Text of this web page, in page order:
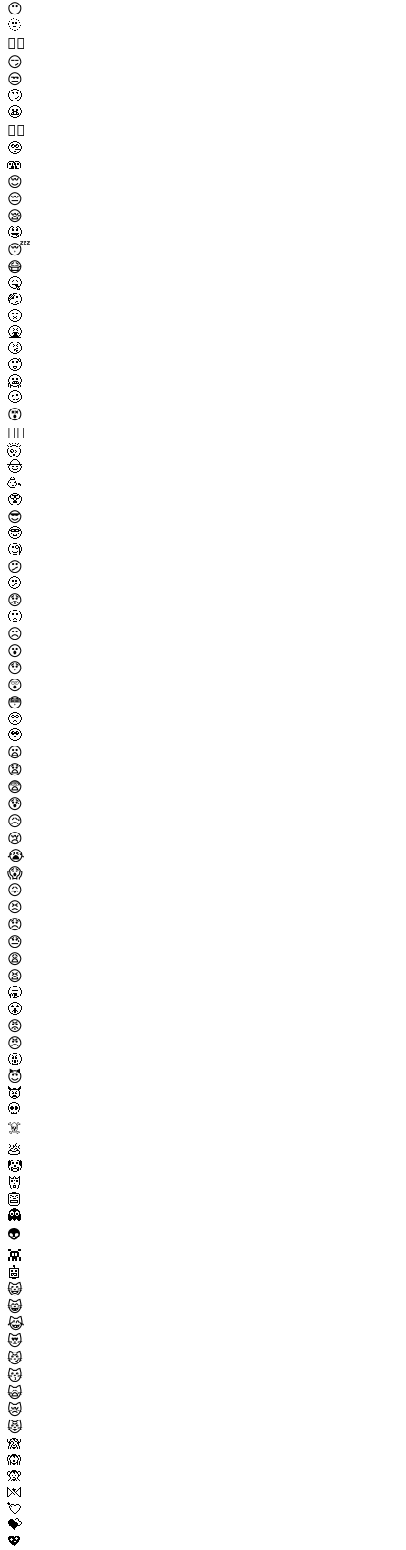
😶
🫥
😶‍🌫️
😏
😒
🙄
😬
😮‍💨
🤥
🫨
😌
😔
😪
🤤
😴
😷
🤒
🤕
🤢
🤮
🤧
🥵
🥶
🥴
😵
😵‍💫
🤯
🤠
🥳
🥸
😎
🤓
🧐
😕
🫤
😟
🙁
☹️
😮
😯
😲
😳
🥺
🥹
😦
😧
😨
😰
😥
😢
😭
😱
😖
😣
😞
😓
😩
😫
🥱
😤
😡
😠
🤬
😈
👿
💀
☠️
💩
🤡
👹
👺
👻
👽
👾
🤖
😺
😸
😹
😻
😼
😽
🙀
😿
😾
🙈
🙉
🙊
💌
💘
💝
💖